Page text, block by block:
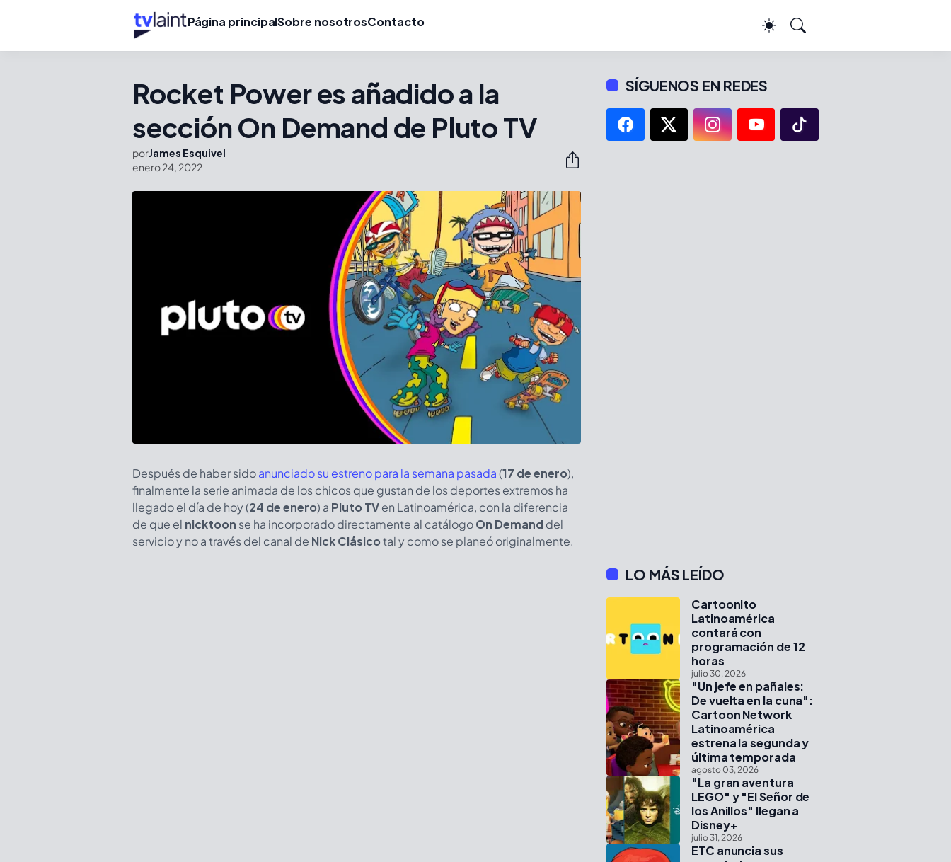
Página principalSobre nosotrosContacto
Rocket Power es añadido a la
sección On Demand de Pluto TV
porJames Esquivel
enero 24, 2022
Después de haber sidoanunciado su estreno para la semana pasada(17 de enero),
finalmente la serie animada de los chicos que gustan de los deportes extremos ha
llegado el día de hoy (24 de enero) a Pluto TVen Latinoamérica, con la diferencia
de que el nicktoon se ha incorporado directamente al catálogoOn Demanddel
servicio y no a través del canal de Nick Clásicotal y como se planeó originalmente.
SÍGUENOS EN REDES
LO MÁS LEÍDO
Cartoonito
Latinoamérica
contará con
programación de 12
horas
julio 30, 2026
"Un jefe en pañales:
De vuelta en la cuna":
Cartoon Network
Latinoamérica
estrena la segunda y
última temporada
agosto 03, 2026
"La gran aventura
LEGO" y "El Señor de
los Anillos" llegan a
Disney+
julio 31, 2026
ETC anuncia sus